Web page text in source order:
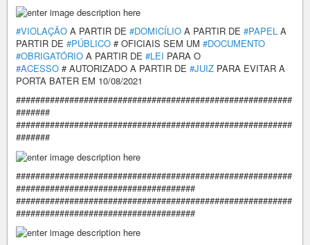
#VIOLAÇÃO A PARTIR DE #DOMICÍLIO A PARTIR DE #PAPEL A
PARTIR DE #PÚBLICO # OFICIAIS SEM UM #DOCUMENTO
#OBRIGATÓRIO A PARTIR DE #LEI PARA O
#ACESSO # AUTORIZADO A PARTIR DE #JUIZ PARA EVITAR A
PORTA BATER EM 10/08/2021
#########################################################
#######
#########################################################
#######
#########################################################
#####################################
#########################################################
#####################################